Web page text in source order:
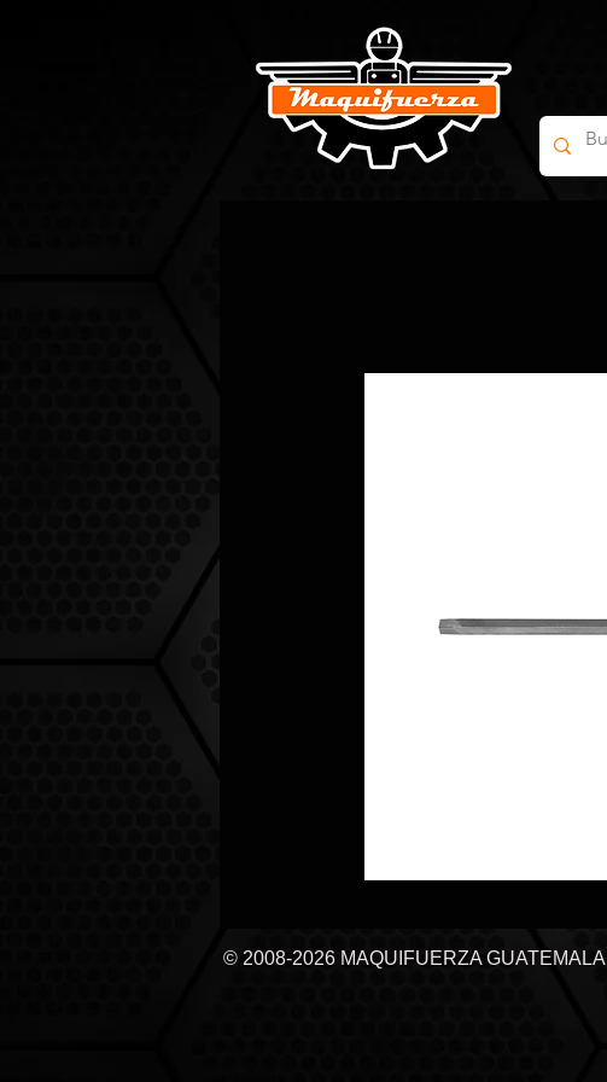
© 2008-2026 MAQUIFUERZA GUATEMALA